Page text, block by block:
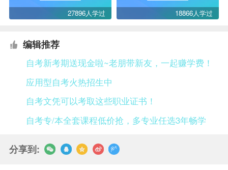
27896人学过 18866人学过
编辑推荐
自考新考期送现金啦~老朋带新友，一起赚学费！
应用型自考火热招生中
自考文凭可以考取这些职业证书！
自考专/本全套课程低价抢，多专业任选3年畅学
分享到: